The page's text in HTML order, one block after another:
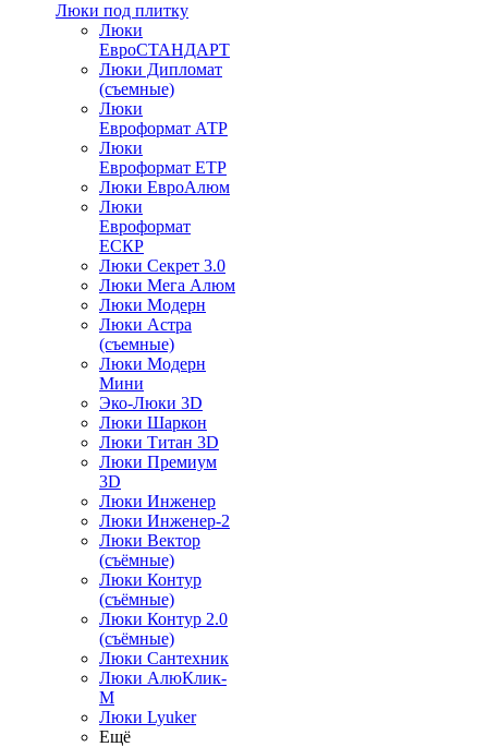
Люки под плитку
Люки
ЕвроСТАНДАРТ
Люки Дипломат
(съемные)
Люки
Евроформат АТР
Люки
Евроформат ЕТР
Люки ЕвроАлюм
Люки
Евроформат
ЕСКР
Люки Секрет 3.0
Люки Мега Алюм
Люки Модерн
Люки Астра
(съемные)
Люки Модерн
Мини
Эко-Люки 3D
Люки Шаркон
Люки Титан 3D
Люки Премиум
3D
Люки Инженер
Люки Инженер-2
Люки Вектор
(съёмные)
Люки Контур
(съёмные)
Люки Контур 2.0
(съёмные)
Люки Сантехник
Люки АлюКлик-
М
Люки Lyuker
Ещё